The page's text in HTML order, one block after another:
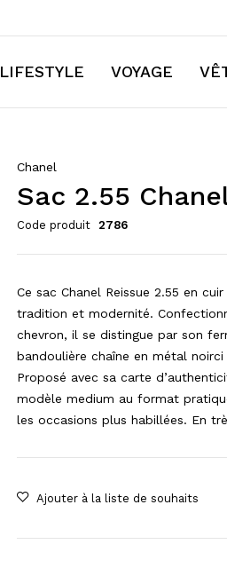
LIFESTYLE VOYAGE
Chanel
Sac 2.55
Code produit 2786
Ce sac Chanel Reissue 2.55 en
tradition et modernité.
chevron, il se distingue par son
bandoulière chaîne en métal
Proposé avec sa carte
modèle medium au format
les occasions plus habillées. En